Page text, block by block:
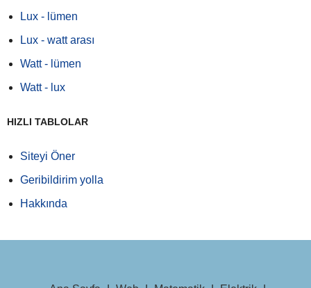
Lux - lümen
Lux - watt arası
Watt - lümen
Watt - lux
HIZLI TABLOLAR
Siteyi Öner
Geribildirim yolla
Hakkında